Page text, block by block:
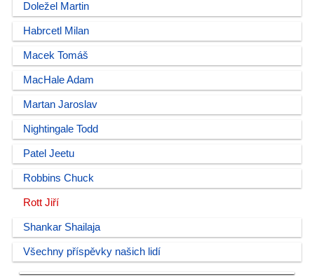
Doležel Martin
Habrcetl Milan
Macek Tomáš
MacHale Adam
Martan Jaroslav
Nightingale Todd
Patel Jeetu
Robbins Chuck
Rott Jiří
Shankar Shailaja
Všechny příspěvky našich lidí